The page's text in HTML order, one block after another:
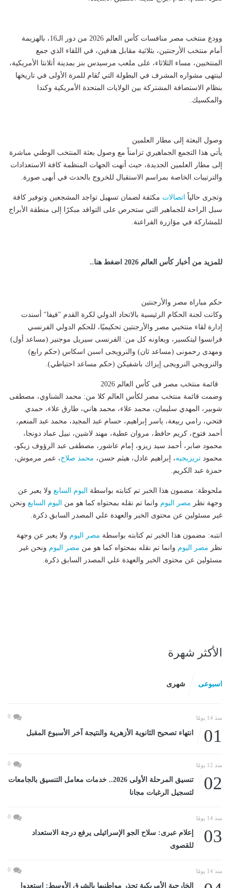
وودع منتخب مصر منافسات كأس العالم 2026 من دور الـ16، بالهزيمة
أمام منتخب الأرجنتين، بثلاثية مقابل هدفين، في اللقاء الذي جمع
المنتخبين، مساء الثلاثاء، على ملعب مرسيدس بنز بمدينة أتلانتا الأمريكية،
لينتهى مشواره المشرف في البطولة التي تُقام للمرة الأولى في تاريخها
بنظام الاستضافة المشتركة بين الولايات المتحدة الأمريكية وكندا
والمكسيك.
وصول البعثة إلى مطار العلمين
يأتي هذا التجمع الجماهيري تزامناً مع وصول بعثة المنتخب الوطني مباشرة
إلى مطار العلمين الجديدة، حيث أنهت الجهات المنظمة كافة الاستعدادات
والترتيبات الخاصة بمراسم الاستقبال للخروج بالحدث في أبهى صورة.
وتجرى حالياً اتصالات مكثفة لضمان تسهيل تواجد المشجعين وتوفير كافة
سبل الراحة للجماهير التي ستحرص على التوافد مبكرًا إلى منطقة الأبراج
للمشاركة في مؤازرة الفراعنة.
للمزيد من أخبار كأس العالم 2026 اضغط هنا..
حكم مباراة مصر والأرجنتين
وكانت لجنة الحكام الرئيسية بالاتحاد الدولي لكرة القدم "فيفا" أسندت
إدارة لقاء منتخبي مصر والأرجنتين تحكيميًا، للحكم الدولي الفرنسي
فرانسوا ليتكسير، ويعاونه كل من: الفرنسى سيريل موجنير (مساعد أول)
ومهدى رحمونى (مساعد ثان) والنرويجى اسبن اسكاس (حكم رابع)
والنرويجي النرويجى إيزاك باشفيكن (حكم مساعد احتياطي).
قائمة منتخب مصر فى كأس العالم 2026
وضمت قائمة منتخب مصر لكأس العالم كلا من: محمد الشناوي، مصطفى
شوبير، المهدي سليمان، محمد علاء، محمد هاني، طارق علاء، حمدي
فتحي، رامي ربيعة، ياسر إبراهيم، حسام عبد المجيد، محمد عبد المنعم،
أحمد فتوح، كريم حافظ، مروان عطية، مهند لاشين، نبيل عماد دونجا،
محمود صابر، أحمد سيد زيزو، إمام عاشور، مصطفى عبد الرؤوف زيكو،
محمود تريزيجيه، إبراهيم عادل، هيثم حسن، محمد صلاح، عمر مرموش،
حمزة عبد الكريم.
ملحوظة: مضمون هذا الخبر تم كتابته بواسطة اليوم السابع ولا يعبر عن
وجهة نظر مصر اليوم وانما تم نقله بمحتواه كما هو من اليوم السابع ونحن
غير مسئولين عن محتوى الخبر والعهدة علي المصدر السابق ذكرة.
انتبه: مضمون هذا الخبر تم كتابته بواسطة مصر اليوم ولا يعبر عن وجهة
نظر مصر اليوم وانما تم نقله بمحتواه كما هو من مصر اليوم ونحن غير
مسئولين عن محتوى الخبر والعهدة علي المصدر السابق ذكرة.
الأكثر شهرة
اسبوعى شهرى
منذ 14 يومًا 0
01 انتهاء تصحيح الثانوية الأزهرية والنتيجة آخر الأسبوع المقبل
منذ 12 يومًا 0
02
تنسيق المرحلة الأولى 2026.. خدمات معامل التنسيق بالجامعات
لتسجيل الرغبات مجانا
منذ 14 يومًا 0
03
إعلام عبرى: سلاح الجو الإسرائيلى يرفع درجة الاستعداد
للقصوى
منذ 14 يومًا 0
الخارجية الأمريكية تحذر مواطنيها بالشرق الأوسط: استعدوا